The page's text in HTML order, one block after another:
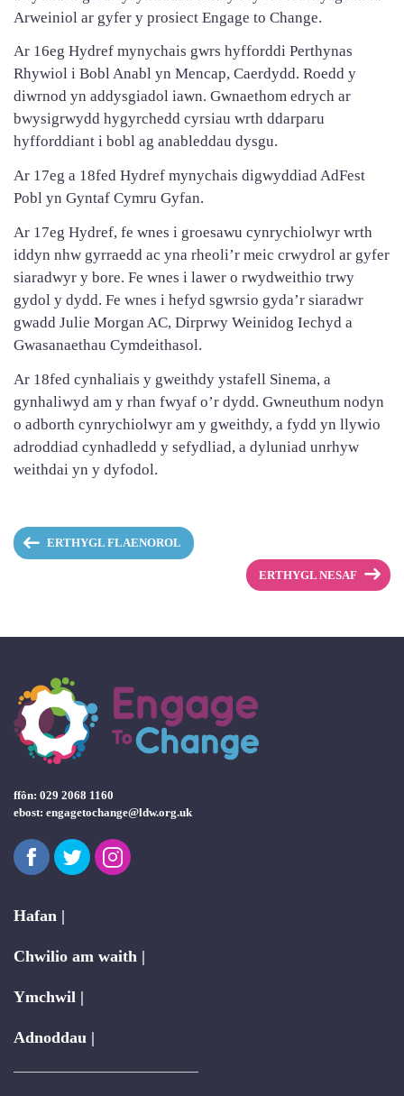
Arweiniol ar gyfer y prosiect Engage to Change.
Ar 16eg Hydref mynychais gwrs hyfforddi Perthynas
Rhywiol i Bobl Anabl yn Mencap, Caerdydd. Roedd y
diwrnod yn addysgiadol iawn. Gwnaethom edrych ar
bwysigrwydd hygyrchedd cyrsiau wrth ddarparu
hyfforddiant i bobl ag anableddau dysgu.
Ar 17eg a 18fed Hydref mynychais digwyddiad AdFest
Pobl yn Gyntaf Cymru Gyfan.
Ar 17eg Hydref, fe wnes i groesawu cynrychiolwyr wrth
iddyn nhw gyrraedd ac yna rheoli’r meic crwydrol ar gyfer
siaradwyr y bore. Fe wnes i lawer o rwydweithio trwy
gydol y dydd. Fe wnes i hefyd sgwrsio gyda’r siaradwr
gwadd Julie Morgan AC, Dirprwy Weinidog Iechyd a
Gwasanaethau Cymdeithasol.
Ar 18fed cynhaliais y gweithdy ystafell Sinema, a
gynhaliwyd am y rhan fwyaf o’r dydd. Gwneuthum nodyn
o adborth cynrychiolwyr am y gweithdy, a fydd yn llywio
adroddiad cynhadledd y sefydliad, a dyluniad unrhyw
weithdai yn y dyfodol.
ERTHYGL FLAENOROL
ERTHYGL NESAF
ffôn: 029 2068 1160
ebost: engagetochange@ldw.org.uk
FacebookTwitterInstagram
Hafan |
Chwilio am waith |
Ymchwil |
Adnoddau |